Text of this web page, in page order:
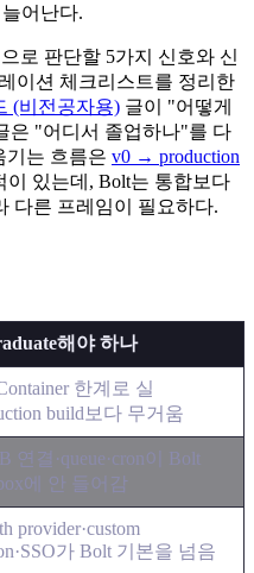
어난다.
로 판단할 5가지 신호와 신
이션 체크리스트를 정리한
(비전공자용) 글이 "어떻게
은 "어디서 졸업하나"를 다
기는 흐름은 v0 → production
이 있는데, Bolt는 통합보다
다른 프레임이 필요하다.
해야 하나
한계로 실
build보다 무거움
연결·queue·cron이 Bolt
에 안 들어감
provider·custom
가 Bolt 기본을 넘음